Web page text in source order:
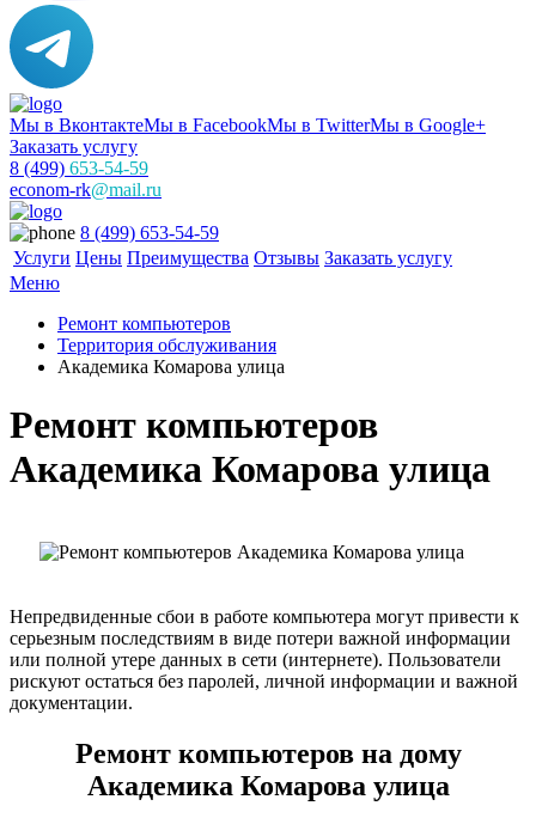
Мы в ВконтактеМы в FacebookМы в TwitterМы в Google+
Заказать услугу
8 (499) 653-54-59
econom-rk@mail.ru
8 (499) 653-54-59
Услуги Цены Преимущества Отзывы Заказать услугу
Меню
Ремонт компьютеров
Территория обслуживания
Академика Комарова улица
Ремонт компьютеров
Академика Комарова улица
Непредвиденные сбои в работе компьютера могут привести к
серьезным последствиям в виде потери важной информации
или полной утере данных в сети (интернете). Пользователи
рискуют остаться без паролей, личной информации и важной
документации.
Ремонт компьютеров на дому
Академика Комарова улица